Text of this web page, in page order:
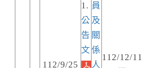
112/9/25
1.
公
告
文
員
及
關
係
人
112/12/11